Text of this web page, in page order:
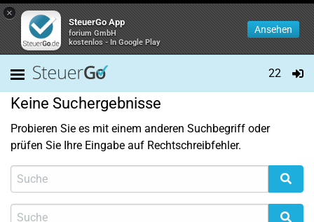
×
SteuerGo App
forium GmbH
kostenlos - In Google Play
Ansehen
22
Keine Suchergebnisse
Probieren Sie es mit einem anderen Suchbegriff oder
prüfen Sie Ihre Eingabe auf Rechtschreibfehler.